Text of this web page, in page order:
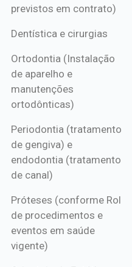
previstos em contrato)
Dentística e cirurgias
Ortodontia (Instalação
de aparelho e
manutenções
ortodônticas)
Periodontia (tratamento
de gengiva) e
endodontia (tratamento
de canal)
Próteses (conforme Rol
de procedimentos e
eventos em saúde
vigente)